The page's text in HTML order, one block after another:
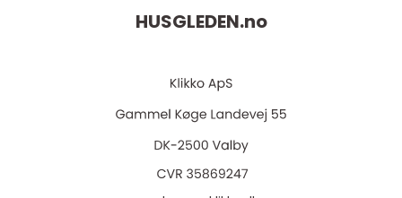
HUSGLEDEN.no